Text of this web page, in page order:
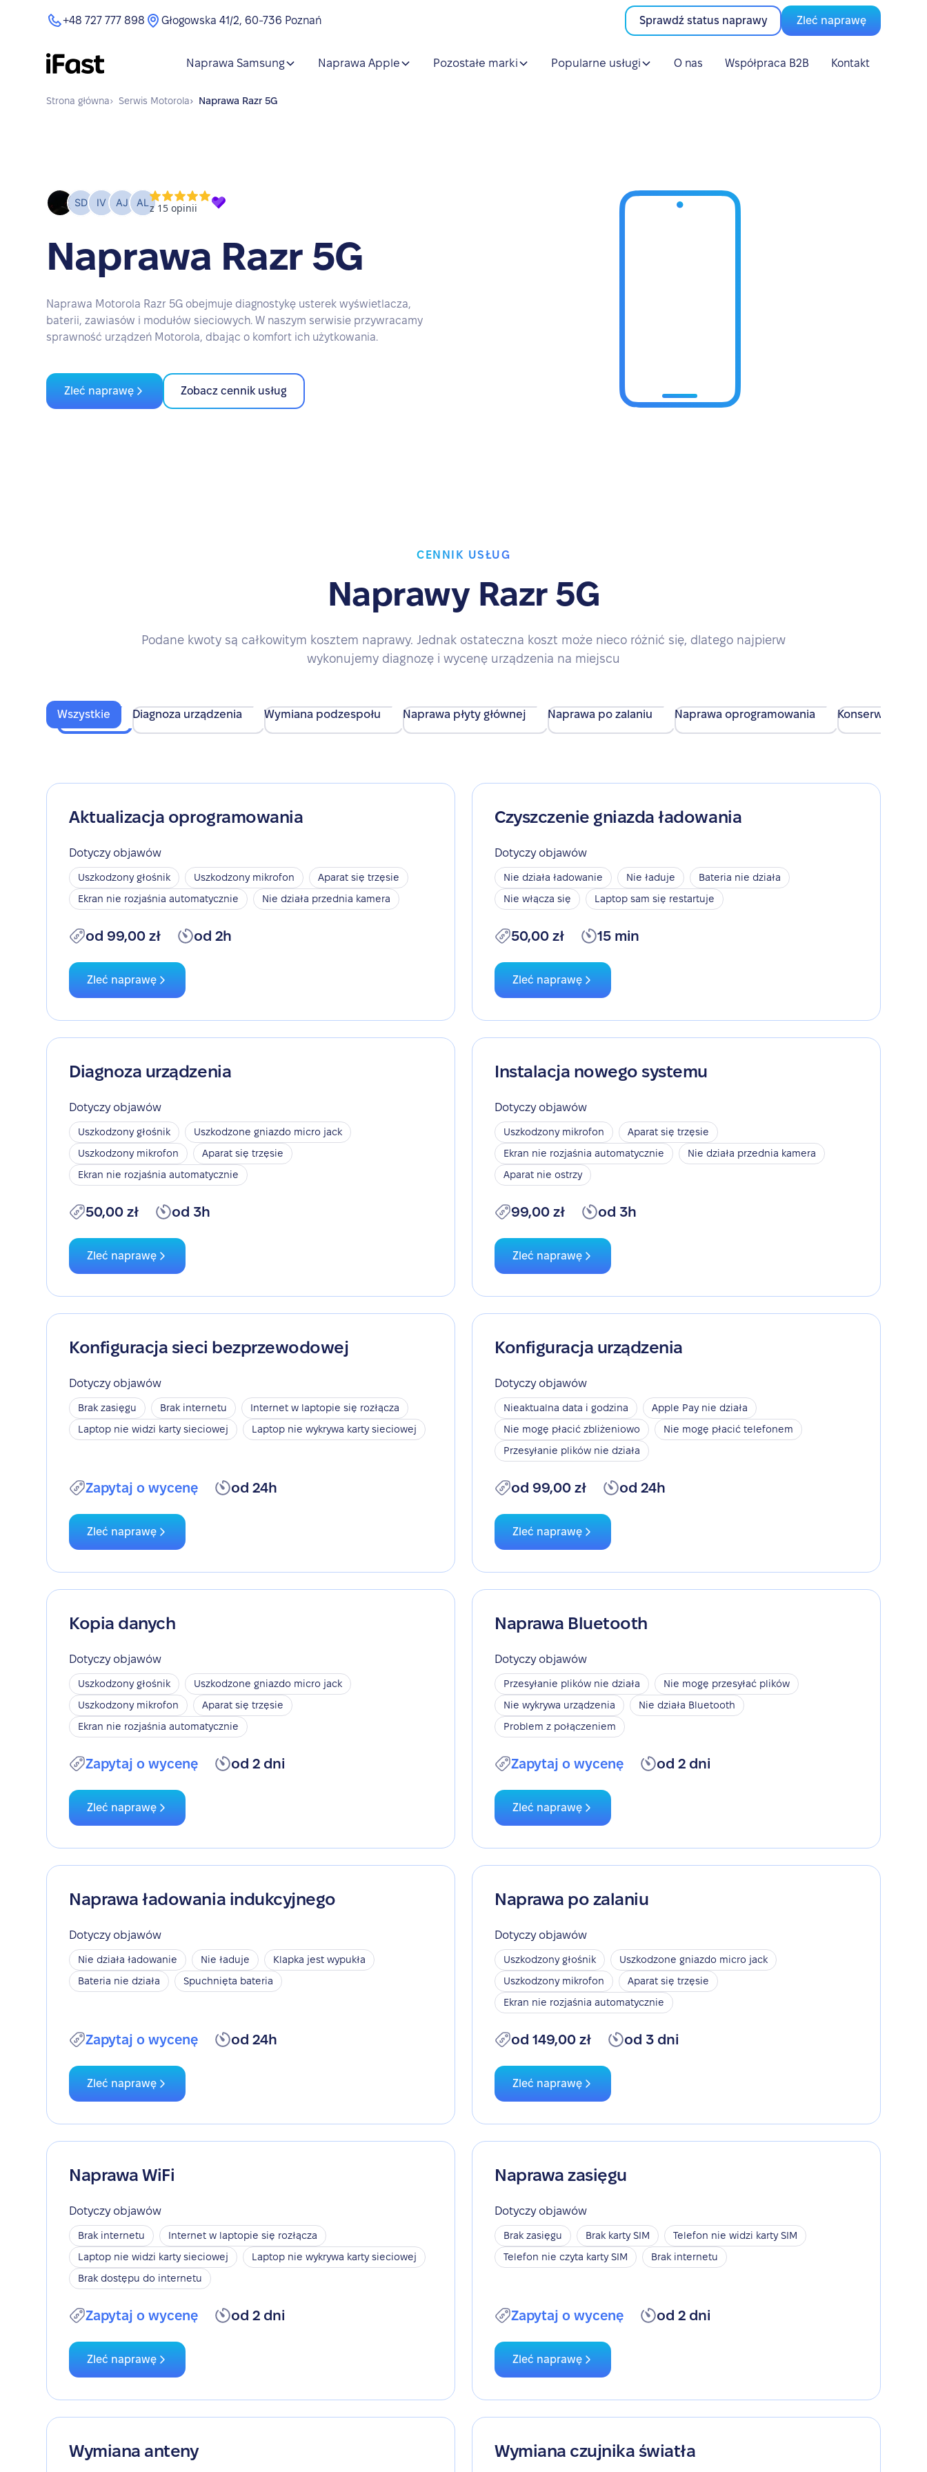
+48 727 777 898 Głogowska 41/2, 60-736 Poznań Sprawdź status naprawy Zleć naprawę
Naprawa Samsung Naprawa Apple Pozostałe marki Popularne usługi O nas Współpraca B2B Kontakt
Strona główna› Serwis Motorola› Naprawa Razr 5G
Naprawa Razr 5G
Naprawa Motorola Razr 5G obejmuje diagnostykę usterek wyświetlacza,
baterii, zawiasów i modułów sieciowych. W naszym serwisie przywracamy
sprawność urządzeń Motorola, dbając o komfort ich użytkowania.
Zleć naprawę Zobacz cennik usług
CENNIK USŁUG
Naprawy Razr 5G
Podane kwoty są całkowitym kosztem naprawy. Jednak ostateczna koszt może nieco różnić się, dlatego najpierw
wykonujemy diagnozę i wycenę urządzenia na miejscu
Wszystkie Diagnoza urządzenia Wymiana podzespołu Naprawa płyty głównej Naprawa po zalaniu Naprawa oprogramowania Konserwacja
Aktualizacja oprogramowania
Dotyczy objawów
Uszkodzony głośnik Uszkodzony mikrofon
Aparat się trzęsie
Ekran nie rozjaśnia automatycznie
Nie działa przednia kamera
od 99,00 zł od 2h
Zleć naprawę
Czyszczenie gniazda ładowania
Dotyczy objawów
Nie działa ładowanie Nie ładuje
Bateria nie działa
Nie włącza się
Laptop sam się restartuje
50,00 zł 15 min
Zleć naprawę
Diagnoza urządzenia
Dotyczy objawów
Uszkodzony głośnik
Uszkodzone gniazdo micro jack
Uszkodzony mikrofon
Aparat się trzęsie
Ekran nie rozjaśnia automatycznie
50,00 zł od 3h
Zleć naprawę
Instalacja nowego systemu
Dotyczy objawów
Uszkodzony mikrofon
Aparat się trzęsie
Ekran nie rozjaśnia automatycznie
Nie działa przednia kamera
Aparat nie ostrzy
99,00 zł od 3h
Zleć naprawę
Konfiguracja sieci bezprzewodowej
Dotyczy objawów
Brak zasięgu Brak internetu
Internet w laptopie się rozłącza
Laptop nie widzi karty sieciowej
Laptop nie wykrywa karty sieciowej
Zapytaj o wycenę od 24h
Zleć naprawę
Konfiguracja urządzenia
Dotyczy objawów
Nieaktualna data i godzina
Apple Pay nie działa
Nie mogę płacić zbliżeniowo
Nie mogę płacić telefonem
Przesyłanie plików nie działa
od 99,00 zł od 24h
Zleć naprawę
Kopia danych
Dotyczy objawów
Uszkodzony głośnik
Uszkodzone gniazdo micro jack
Uszkodzony mikrofon
Aparat się trzęsie
Ekran nie rozjaśnia automatycznie
Zapytaj o wycenę od 2 dni
Zleć naprawę
Naprawa Bluetooth
Dotyczy objawów
Przesyłanie plików nie działa
Nie mogę przesyłać plików
Nie wykrywa urządzenia
Nie działa Bluetooth
Problem z połączeniem
Zapytaj o wycenę od 2 dni
Zleć naprawę
Naprawa ładowania indukcyjnego
Dotyczy objawów
Nie działa ładowanie Nie ładuje
Klapka jest wypukła
Bateria nie działa
Spuchnięta bateria
Zapytaj o wycenę od 24h
Zleć naprawę
Naprawa po zalaniu
Dotyczy objawów
Uszkodzony głośnik
Uszkodzone gniazdo micro jack
Uszkodzony mikrofon
Aparat się trzęsie
Ekran nie rozjaśnia automatycznie
od 149,00 zł od 3 dni
Zleć naprawę
Naprawa WiFi
Dotyczy objawów
Brak internetu
Internet w laptopie się rozłącza
Laptop nie widzi karty sieciowej
Laptop nie wykrywa karty sieciowej
Brak dostępu do internetu
Zapytaj o wycenę od 2 dni
Zleć naprawę
Naprawa zasięgu
Dotyczy objawów
Brak zasięgu Brak karty SIM
Telefon nie widzi karty SIM
Telefon nie czyta karty SIM
Brak internetu
Zapytaj o wycenę od 2 dni
Zleć naprawę
Wymiana anteny Wymiana czujnika światła